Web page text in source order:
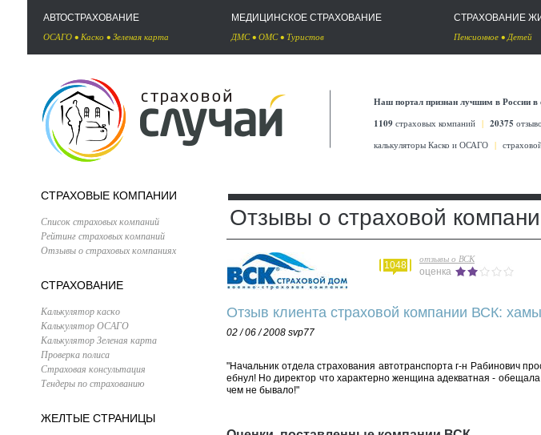
АВТОСТРАХОВАНИЕ
ОСАГО • Каско • Зеленая карта
МЕДИЦИНСКОЕ СТРАХОВАНИЕ
ДМС• ОМС• Туристов
СТРАХОВАНИЕ
Пенсионное •Детей
Наш портал признан лучшим в России в
1109 страховых компаний | 20375
калькуляторы Каско и ОСАГО |
СТРАХОВЫЕ КОМПАНИИ
Список страховых компаний
Рейтинг страховых компаний
Отзывы о страховых компаниях
СТРАХОВАНИЕ
Калькулятор каско
Калькулятор ОСАГО
Калькулятор Зеленая карта
Проверка полиса
Страховая консультация
Тендеры по страхованию
ЖЕЛТЫЕ СТРАНИЦЫ
Отзывы о страховой
1048
отзывы о ВСК
оценка
Отзыв клиента страховой компании ВСК: хамы
02 / 06 / 2008 svp77
"Начальник отдела страхования автотранспорта г-н Рабинович
ебнул! Но директор что характерно женщина адекватная - обещала
чем не бывало!"